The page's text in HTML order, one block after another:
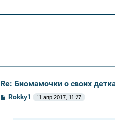
Re: Биомамочки о своих
СRokky1 11 апр 2017, 11:27